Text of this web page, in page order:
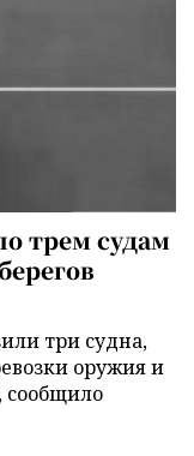
трем судам
три судна,
оружия и
сообщило